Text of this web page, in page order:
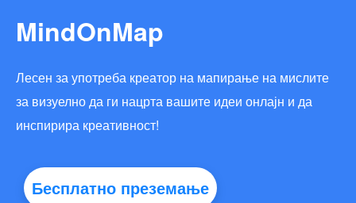
MindOnMap
Лесен за употреба креатор на мапирање на мислите
за визуелно да ги нацрта вашите идеи онлајн и да
инспирира креативност!
Бесплатно преземање